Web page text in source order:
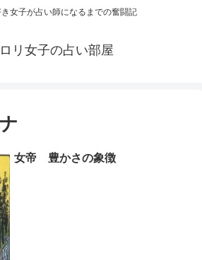
女子が占い師になるまでの奮闘記
リ女子の占い部屋
女帝 豊かさの象徴